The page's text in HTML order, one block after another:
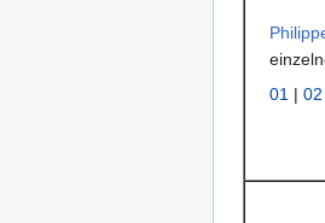
01 | 02